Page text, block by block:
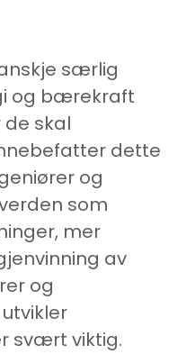
særlig
og bærekraft
skal
dette
og
som
mer
av
og
svært viktig.